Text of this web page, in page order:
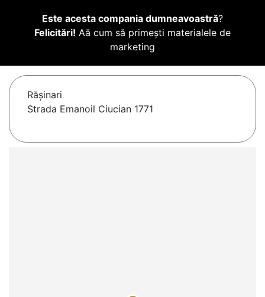
Este acesta compania dumneavoastră?
Felicitări! Aă cum să primești materialele de
marketing
Răşinari
Strada Emanoil Ciucian 1771